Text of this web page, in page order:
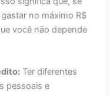
no máximo R$
você não depende
Ter diferentes
pessoais e